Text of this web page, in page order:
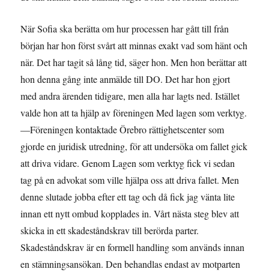
När Sofia ska berätta om hur processen har gått till från
början har hon först svårt att minnas exakt vad som hänt och
när. Det har tagit så lång tid, säger hon. Men hon berättar att
hon denna gång inte anmälde till DO. Det har hon gjort
med andra ärenden tidigare, men alla har lagts ned. Istället
valde hon att ta hjälp av föreningen Med lagen som verktyg.
—Föreningen kontaktade Örebro rättighetscenter som
gjorde en juridisk utredning, för att undersöka om fallet gick
att driva vidare. Genom Lagen som verktyg fick vi sedan
tag på en advokat som ville hjälpa oss att driva fallet. Men
denne slutade jobba efter ett tag och då fick jag vänta lite
innan ett nytt ombud kopplades in. Vårt nästa steg blev att
skicka in ett skadeståndskrav till berörda parter.
Skadeståndskrav är en formell handling som används innan
en stämningsansökan. Den behandlas endast av motparten